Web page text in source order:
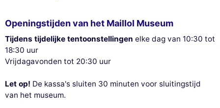
Openingstijden van het Maillol Museum
Tijdens tijdelijke tentoonstellingen elke dag van 10:30 tot
18:30 uur
Vrijdagavonden tot 20:30 uur
Let op! De kassa's sluiten 30 minuten voor sluitingstijd
van het museum.